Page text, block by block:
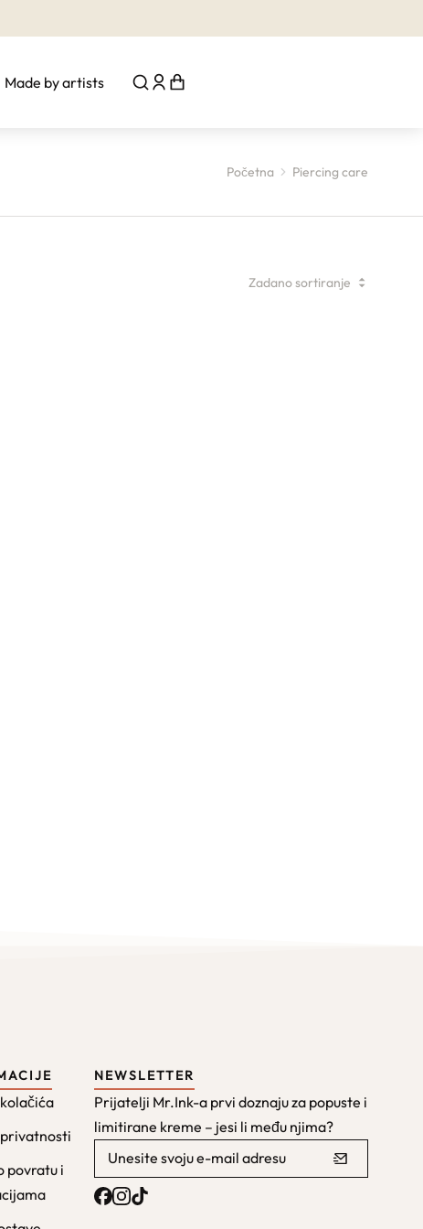
Made by artists
Početna Piercing care
povratu i
NEWSLETTER
Prijatelji Mr.Ink-a prvi doznaju za popuste i
limitirane kreme – jesi li među njima?